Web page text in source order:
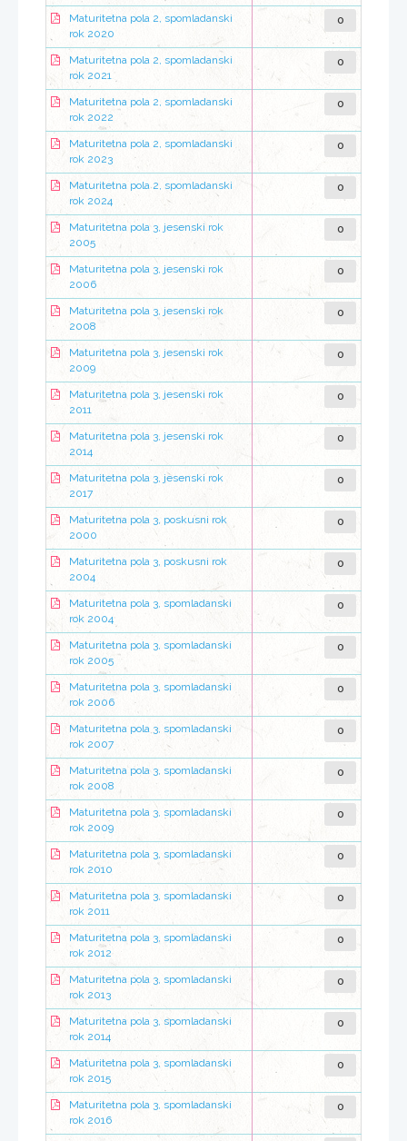
Maturitetna pola 2, spomladanski
rok 2020
0
Maturitetna pola 2, spomladanski
rok 2021
0
Maturitetna pola 2, spomladanski
rok 2022
0
Maturitetna pola 2, spomladanski
rok 2023
0
Maturitetna pola 2, spomladanski
rok 2024
0
Maturitetna pola 3, jesenski rok
2005
0
Maturitetna pola 3, jesenski rok
2006
0
Maturitetna pola 3, jesenski rok
2008
0
Maturitetna pola 3, jesenski rok
2009
0
Maturitetna pola 3, jesenski rok
2011
0
Maturitetna pola 3, jesenski rok
2014
0
Maturitetna pola 3, jesenski rok
2017
0
Maturitetna pola 3, poskusni rok
2000
0
Maturitetna pola 3, poskusni rok
2004
0
Maturitetna pola 3, spomladanski
rok 2004
0
Maturitetna pola 3, spomladanski
rok 2005
0
Maturitetna pola 3, spomladanski
rok 2006
0
Maturitetna pola 3, spomladanski
rok 2007
0
Maturitetna pola 3, spomladanski
rok 2008
0
Maturitetna pola 3, spomladanski
rok 2009
0
Maturitetna pola 3, spomladanski
rok 2010
0
Maturitetna pola 3, spomladanski
rok 2011
0
Maturitetna pola 3, spomladanski
rok 2012
0
Maturitetna pola 3, spomladanski
rok 2013
0
Maturitetna pola 3, spomladanski
rok 2014
0
Maturitetna pola 3, spomladanski
rok 2015
0
Maturitetna pola 3, spomladanski
rok 2016
0